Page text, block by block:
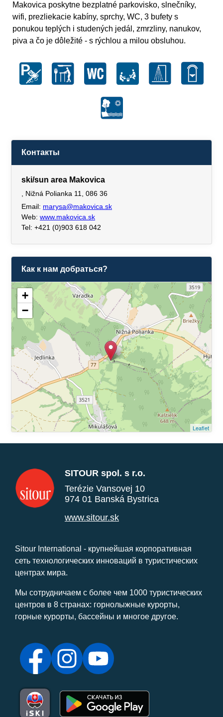
Makovica poskytne bezplatné parkovisko, slnečníky,
wifi, prezliekacie kabíny, sprchy, WC, 3 bufety s
ponukou teplých i studených jedál, zmrzliny, nanukov,
piva a čo je dôležité - s rýchlou a milou obsluhou.
Контакты
ski/sun area Makovica
, Nižná Polianka 11, 086 36
Email: marysa@makovica.sk
Web: www.makovica.sk
Tel: +421 (0)903 618 042
Как к нам добраться?
+
−
Leaflet
SITOUR spol. s r.o.
Terézie Vansovej 10
974 01 Banská Bystrica
www.sitour.sk
Sitour International - крупнейшая корпоративная
сеть технологических инноваций в туристических
центрах мира.
Мы сотрудничаем с более чем 1000 туристических
центров в 8 странах: горнолыжные курорты,
горные курорты, бассейны и многое другое.